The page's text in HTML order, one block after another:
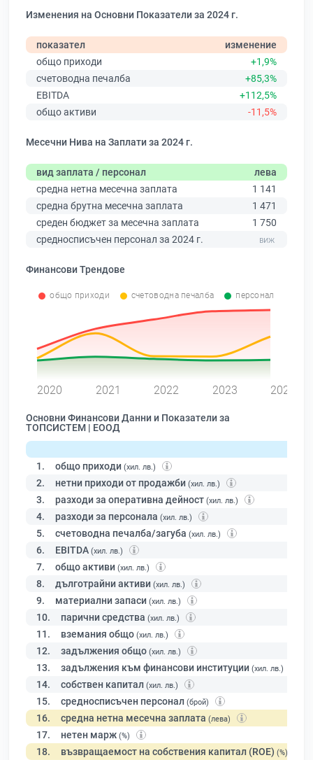
Изменения на Основни Показатели за 2024 г.
показател
изменение
общо приходи
+1,9%
счетоводна печалба
+85,3%
EBITDA
+112,5%
общо активи
-11,5%
Месечни Нива на Заплати за 2024 г.
вид заплата / персонал
лева
средна нетна месечна заплата
1 141
средна брутна месечна заплата
1 471
среден бюджет за месечна заплата
1 750
средносписъчен персонал за 2024 г.
Финансови Трендове
общо приходи счетоводна печалба персонал
2020 2021 2022 2023 2024
Основни Финансови Данни и Показатели за
ТОПСИСТЕМ | ЕООД
1. общо приходи (хил. лв.)
2. нетни приходи от продажби (хил. лв.)
3. разходи за оперативна дейност (хил. лв.)
4. разходи за персонала (хил. лв.)
5. счетоводна печалба/загуба (хил. лв.)
6. EBITDA (хил. лв.)
7. общо активи (хил. лв.)
8. дълготрайни активи (хил. лв.)
9. материални запаси (хил. лв.)
10. парични средства (хил. лв.)
11. вземания общо (хил. лв.)
12. задължения общо (хил. лв.)
13. задължения към финансови институции (хил. лв.)
14. собствен капитал (хил. лв.)
15. средносписъчен персонал (брой)
16. средна нетна месечна заплата (лева)
17. нетен марж (%)
18. възвращаемост на собствения капитал (ROE) (%)